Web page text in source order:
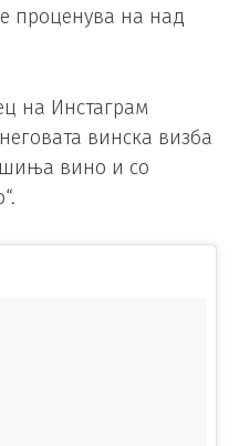
проценува на над
на Инстаграм
винска визба
вино и со